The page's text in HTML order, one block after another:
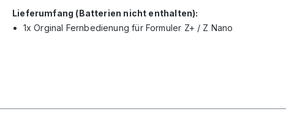
Lieferumfang (Batterien nicht enthalten):
1x Orginal Fernbedienung für Formuler Z+ / Z Nano